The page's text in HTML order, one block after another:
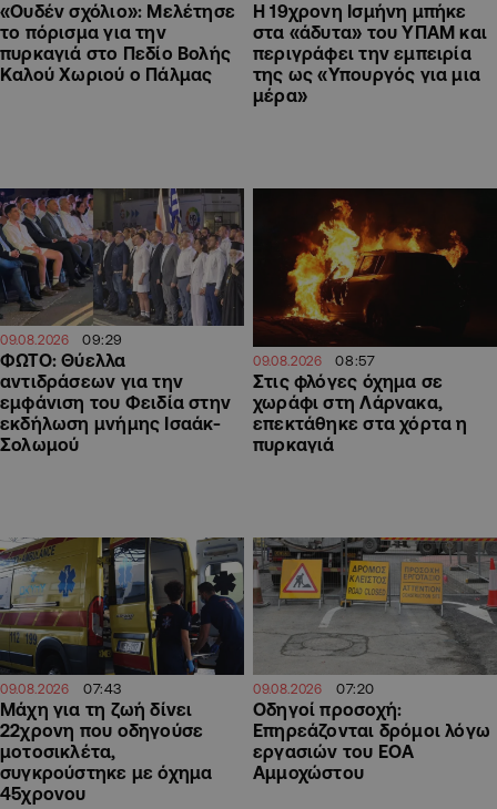
«Ουδέν σχόλιο»: Μελέτησε
το πόρισμα για την
πυρκαγιά στο Πεδίο Βολής
Καλού Χωριού ο Πάλμας
Η 19χρονη Ισμήνη μπήκε
στα «άδυτα» του ΥΠΑΜ και
περιγράφει την εμπειρία
της ως «Υπουργός για μια
μέρα»
09.08.2026 09:29
ΦΩΤΟ: Θύελλα
αντιδράσεων για την
εμφάνιση του Φειδία στην
εκδήλωση μνήμης Ισαάκ-
Σολωμού
09.08.2026 08:57
Στις φλόγες όχημα σε
χωράφι στη Λάρνακα,
επεκτάθηκε στα χόρτα η
πυρκαγιά
09.08.2026 07:43
Μάχη για τη ζωή δίνει
22χρονη που οδηγούσε
μοτοσικλέτα,
συγκρούστηκε με όχημα
45χρονου
09.08.2026 07:20
Οδηγοί προσοχή:
Επηρεάζονται δρόμοι λόγω
εργασιών του ΕΟΑ
Αμμοχώστου